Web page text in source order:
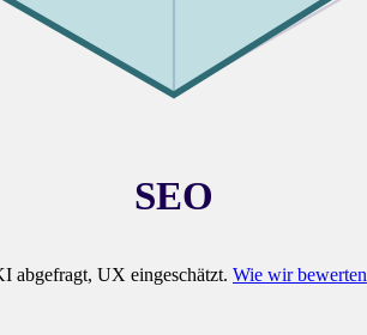
SEO
abgefragt, UX eingeschätzt. Wie wir bewerten